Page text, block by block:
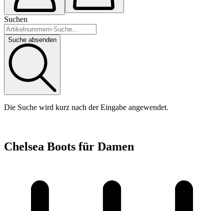
Suchen
Suche absenden
Die Suche wird kurz nach der Eingabe angewendet.
Chelsea Boots für Damen